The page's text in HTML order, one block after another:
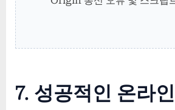
7. 성공적인 온라